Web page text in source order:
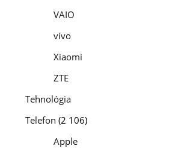
VAIO
vivo
Xiaomi
ZTE
Tehnológia
Telefon (2 106)
Apple